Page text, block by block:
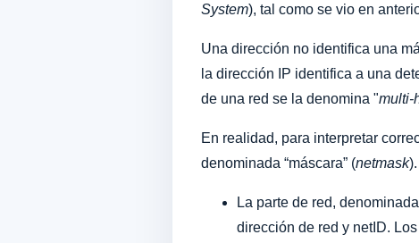
System), tal como se vio en
Una dirección no identifica una
la dirección IP identifica a una
de una red se la denomina "multi-
En realidad, para interpretar
denominada “máscara” (netmask
La parte de red,
dirección de red y netID.